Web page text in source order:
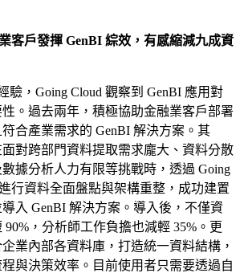
客戶發揮 GenBI 綜效，有感縮減九成資
驗，Going Cloud 觀察到 GenBI 應用對
。過去兩年，積極協助金融業客戶部署
合產業需求的 GenBI 解決方案。其
對跨部門資料提取需求龐大、資料分散
據分析人力有限等挑戰時，透過 Going
行資料全面盤點與架構重整，成功建置
入 GenBI 解決方案。導入後，不僅資
，分析師工作負擔也減輕 35%。更
業內部各資料庫，打造統一資料結構，
與決策效率。目前使用者只需要透過自